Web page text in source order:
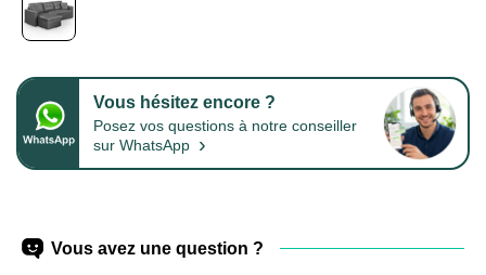
Vous hésitez encore ?
Posez vos questions à notre conseiller
sur WhatsApp ›
Vous avez une question ?